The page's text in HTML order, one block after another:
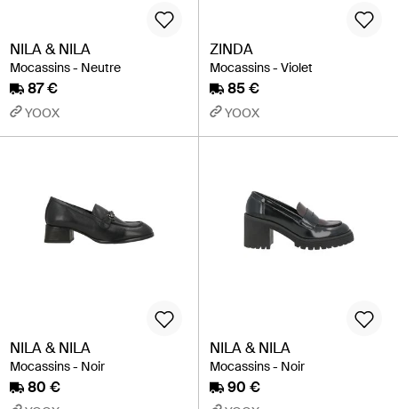
NILA & NILA
Mocassins - Neutre
87 €
YOOX
ZINDA
Mocassins - Violet
85 €
YOOX
NILA & NILA
Mocassins - Noir
80 €
NILA & NILA
Mocassins - Noir
90 €